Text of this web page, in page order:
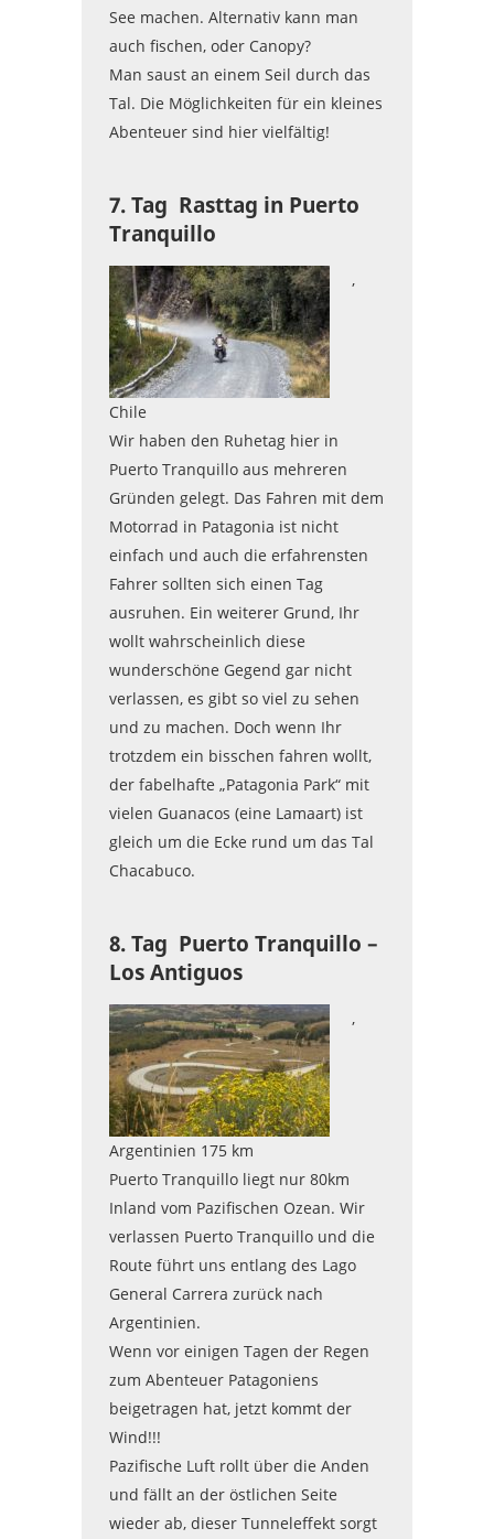
See machen. Alternativ kann man
auch fischen, oder Canopy?
Man saust an einem Seil durch das
Tal. Die Möglichkeiten für ein kleines
Abenteuer sind hier vielfältig!
7. Tag Rasttag in Puerto
Tranquillo
,
Chile
Wir haben den Ruhetag hier in
Puerto Tranquillo aus mehreren
Gründen gelegt. Das Fahren mit dem
Motorrad in Patagonia ist nicht
einfach und auch die erfahrensten
Fahrer sollten sich einen Tag
ausruhen. Ein weiterer Grund, Ihr
wollt wahrscheinlich diese
wunderschöne Gegend gar nicht
verlassen, es gibt so viel zu sehen
und zu machen. Doch wenn Ihr
trotzdem ein bisschen fahren wollt,
der fabelhafte „Patagonia Park“ mit
vielen Guanacos (eine Lamaart) ist
gleich um die Ecke rund um das Tal
Chacabuco.
8. Tag Puerto Tranquillo –
Los Antiguos
,
Argentinien 175 km
Puerto Tranquillo liegt nur 80km
Inland vom Pazifischen Ozean. Wir
verlassen Puerto Tranquillo und die
Route führt uns entlang des Lago
General Carrera zurück nach
Argentinien.
Wenn vor einigen Tagen der Regen
zum Abenteuer Patagoniens
beigetragen hat, jetzt kommt der
Wind!!!
Pazifische Luft rollt über die Anden
und fällt an der östlichen Seite
wieder ab, dieser Tunneleffekt sorgt